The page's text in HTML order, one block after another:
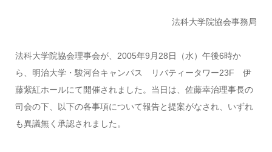
法科大学院協会事務局
法科大学院協会理事会が、2005年9月28日（水）午後6時か
ら、明治大学・駿河台キャンパス リバティータワー23F 伊
藤紫紅ホールにて開催されました。当日は、佐藤幸治理事長の
司会の下、以下の各事項について報告と提案がなされ、いずれ
も異議無く承認されました。